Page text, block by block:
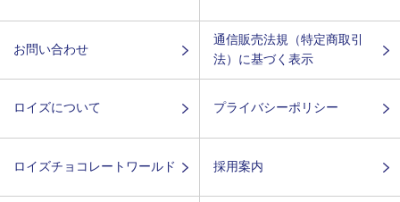
お問い合わせ
通信販売法規（特定商取引
法）に基づく表示
ロイズについて プライバシーポリシー
ロイズチョコレートワールド 採用案内